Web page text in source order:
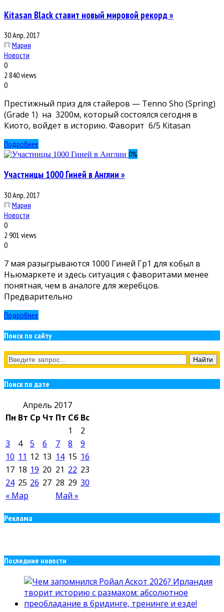
Kitasan Black ставит новый мировой рекорд »
30 Апр, 2017
Мария
Новости
0
2 840 views
0
Престижный приз для стайеров — Tenno Sho (Spring)
(Grade 1) на 3200м, который состоялся сегодня в
Киото, войдет в историю. Фаворит 6/5 Kitasan
Подробнее
0%
Участницы 1000 Гиней в Англии »
30 Апр, 2017
Мария
Новости
0
2 901 views
0
7 мая разыгрываются 1000 Гиней Гр1 для кобыл в
Ньюмаркете и здесь ситуация с фаворитами менее
понятная, чем в аналоге для жеребцов.
Предварительно
Подробнее
Поиск по сайту
Поиск по дате
Апрель 2017
Пн Вт Ср Чт Пт Сб Вс
« Мар Май »
1
2
3
4 5 6 7 8
9
10 11 12 13 14 15 16
17 18 19 20 21 22 23
24 25 26 27 28 29 30
Реклама
Последние новости